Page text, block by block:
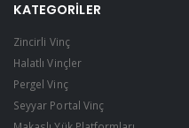
KATEGORILER
Zincirli Vinç
Halatlı Vinçler
Pergel Vinç
Seyyar Portal Vinç